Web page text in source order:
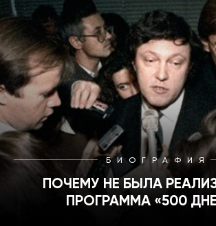
БИОГРАФИЯ
ПОЧЕМУ НЕ БЫЛА
ПРОГРАММА «500